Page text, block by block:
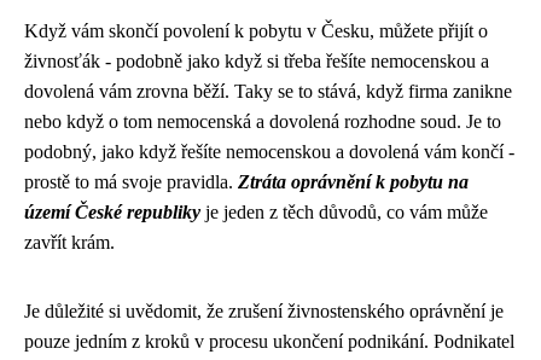
Když vám skončí povolení k pobytu v Česku, můžete přijít o
živnosťák - podobně jako když si třeba řešíte nemocenskou a
dovolená vám zrovna běží. Taky se to stává, když firma zanikne
nebo když o tom nemocenská a dovolená rozhodne soud. Je to
podobný, jako když řešíte nemocenskou a dovolená vám končí -
prostě to má svoje pravidla. Ztráta oprávnění k pobytu na
území České republiky je jeden z těch důvodů, co vám může
zavřít krám.
Je důležité si uvědomit, že zrušení živnostenského oprávnění je
pouze jedním z kroků v procesu ukončení podnikání. Podnikatel